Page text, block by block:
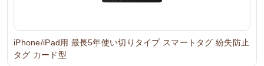
iPhone/iPad用 最長5年使い切りタイプ スマートタグ 紛失防止
タグ カード型